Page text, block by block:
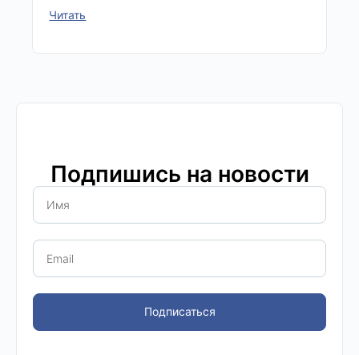
Читать
Подпишись на новости
Подписаться